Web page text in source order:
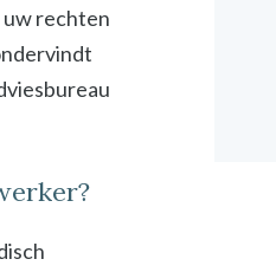
uw rechten